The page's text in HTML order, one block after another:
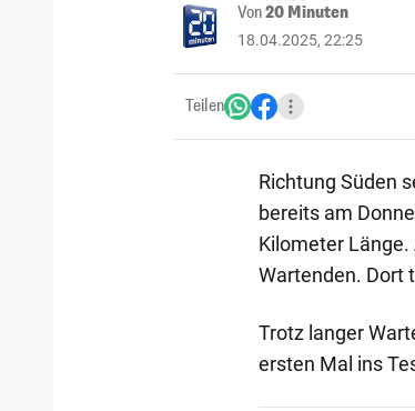
Von20 Minuten
18.04.2025, 22:25
Teilen
Richtung Süden
bereits am
Kilometer
Wartenden. Dort
Trotz langer
ersten Mal ins